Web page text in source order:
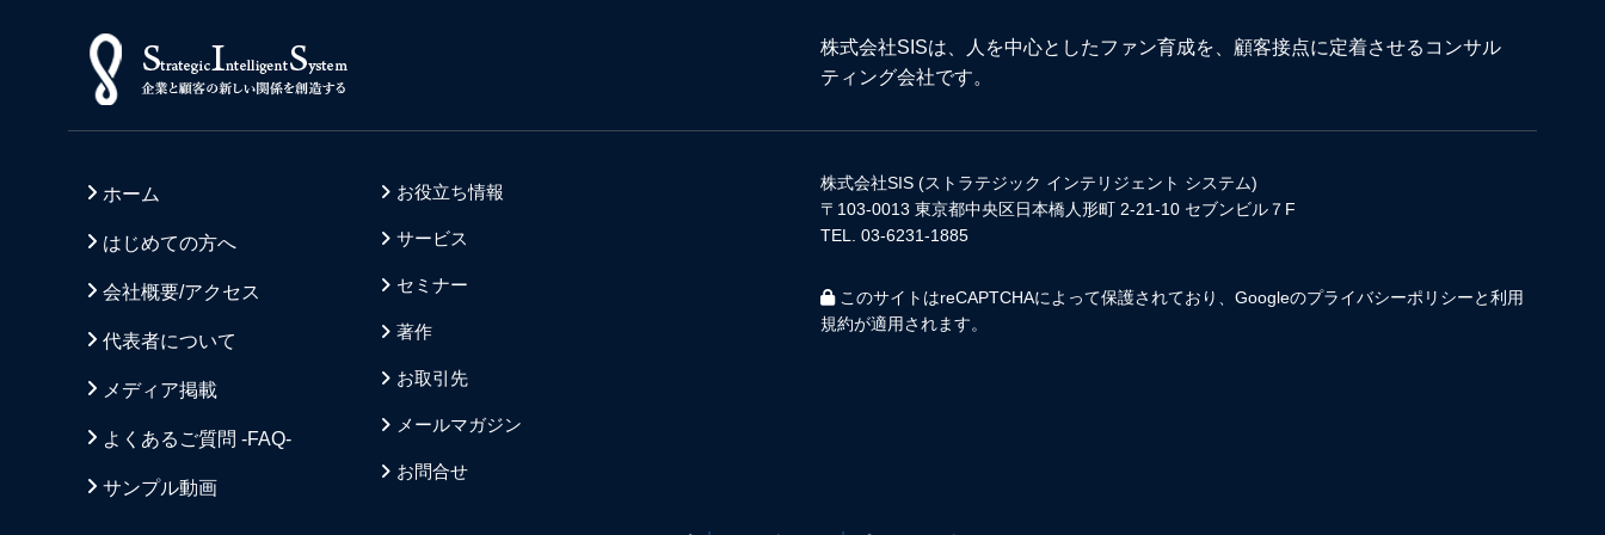
株式会社SISは、人を中心としたファン育成を、顧客接点に定着させるコンサル
ティング会社です。
ホーム
はじめての方へ
会社概要/アクセス
代表者について
メディア掲載
よくあるご質問 -FAQ-
サンプル動画
お役立ち情報
サービス
セミナー
著作
お取引先
メールマガジン
お問合せ
株式会社SIS (ストラテジック インテリジェント システム)
〒103-0013 東京都中央区日本橋人形町 2-21-10 セブンビル７F
TEL. 03-6231-1885
このサイトはreCAPTCHAによって保護されており、Googleのプライバシーポリシーと利用
規約が適用されます。